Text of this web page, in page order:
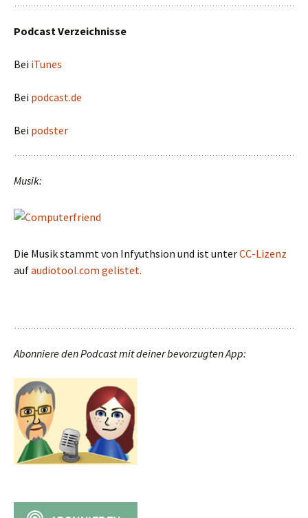
Podcast Verzeichnisse
Bei iTunes
Bei podcast.de
Bei podster
Musik:
Die Musik stammt von Infyuthsion und ist unterCC-Lizenz
aufaudiotool.com gelistet.
Abonniere den Podcast mit deiner bevorzugten App: